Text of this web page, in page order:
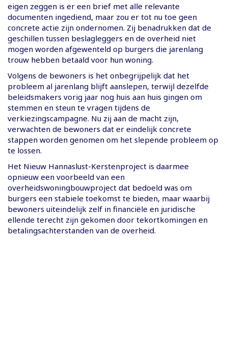
eigen zeggen is er een brief met alle relevante
documenten ingediend, maar zou er tot nu toe geen
concrete actie zijn ondernomen. Zij benadrukken dat de
geschillen tussen beslagleggers en de overheid niet
mogen worden afgewenteld op burgers die jarenlang
trouw hebben betaald voor hun woning.
Volgens de bewoners is het onbegrijpelijk dat het
probleem al jarenlang blijft aanslepen, terwijl dezelfde
beleidsmakers vorig jaar nog huis aan huis gingen om
stemmen en steun te vragen tijdens de
verkiezingscampagne. Nu zij aan de macht zijn,
verwachten de bewoners dat er eindelijk concrete
stappen worden genomen om het slepende probleem op
te lossen.
Het Nieuw Hannaslust-Kerstenproject is daarmee
opnieuw een voorbeeld van een
overheidswoningbouwproject dat bedoeld was om
burgers een stabiele toekomst te bieden, maar waarbij
bewoners uiteindelijk zelf in financiële en juridische
ellende terecht zijn gekomen door tekortkomingen en
betalingsachterstanden van de overheid.